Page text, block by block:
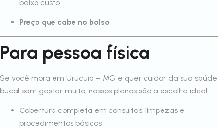
baixo custo
Preço que cabe no bolso
Para pessoa física
Se você mora em Urucuia – MG e quer cuidar da sua saúde
bucal sem gastar muito, nossos planos são a escolha ideal.
Cobertura completa em consultas, limpezas e
procedimentos básicos